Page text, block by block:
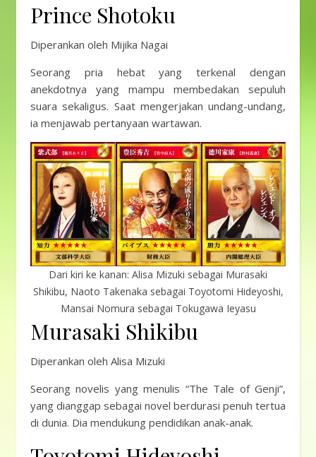
Prince Shotoku
Diperankan oleh Mijika Nagai
Seorang pria hebat yang terkenal dengan
anekdotnya yang mampu membedakan sepuluh
suara sekaligus. Saat mengerjakan undang-undang,
ia menjawab pertanyaan wartawan.
Dari kiri ke kanan: Alisa Mizuki sebagai Murasaki
Shikibu, Naoto Takenaka sebagai Toyotomi Hideyoshi,
Mansai Nomura sebagai Tokugawa Ieyasu
Murasaki Shikibu
Diperankan oleh Alisa Mizuki
Seorang novelis yang menulis “The Tale of Genji”,
yang dianggap sebagai novel berdurasi penuh tertua
di dunia. Dia mendukung pendidikan anak-anak.